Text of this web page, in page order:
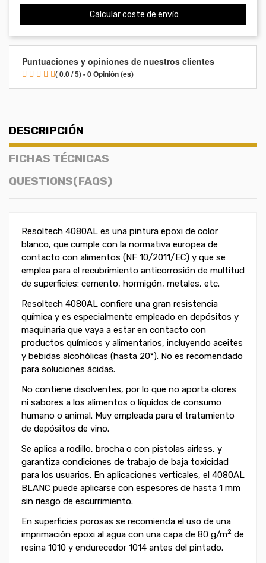
Calcular coste de envío
Puntuaciones y opiniones de nuestros clientes
( 0.0 / 5) - 0 Opinión (es)
DESCRIPCIÓN
FICHAS TÉCNICAS
QUESTIONS(FAQS)
Resoltech 4080AL es una pintura epoxi de color
blanco, que cumple con la normativa europea de
contacto con alimentos (NF 10/2011/EC) y que se
emplea para el recubrimiento anticorrosión de multitud
de superficies: cemento, hormigón, metales, etc.
Resoltech 4080AL confiere una gran resistencia
química y es especialmente empleado en depósitos y
maquinaria que vaya a estar en contacto con
productos químicos y alimentarios, incluyendo aceites
y bebidas alcohólicas (hasta 20°). No es recomendado
para soluciones ácidas.
No contiene disolventes, por lo que no aporta olores
ni sabores a los alimentos o líquidos de consumo
humano o animal. Muy empleada para el tratamiento
de depósitos de vino.
Se aplica a rodillo, brocha o con pistolas airless, y
garantiza condiciones de trabajo de baja toxicidad
para los usuarios. En aplicaciones verticales, el 4080AL
BLANC puede aplicarse con espesores de hasta 1 mm
sin riesgo de escurrimiento.
En superficies porosas se recomienda el uso de una
imprimación epoxi al agua con una capa de 80 g/m2 de
resina 1010 y endurecedor 1014 antes del pintado.